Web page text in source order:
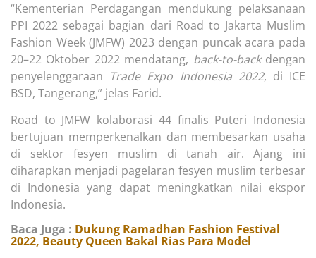
“Kementerian Perdagangan mendukung pelaksanaan
PPI 2022 sebagai bagian dari Road to Jakarta Muslim
Fashion Week (JMFW) 2023 dengan puncak acara pada
20–22 Oktober 2022 mendatang, back-to-backdengan
penyelenggaraan Trade Expo Indonesia 2022, di ICE
BSD, Tangerang,” jelas Farid.
Road to JMFW kolaborasi 44 finalis Puteri Indonesia
bertujuan memperkenalkan dan membesarkan usaha
di sektor fesyen muslim di tanah air. Ajang ini
diharapkan menjadi pagelaran fesyen muslim terbesar
di Indonesia yang dapat meningkatkan nilai ekspor
Indonesia.
Baca Juga : Dukung Ramadhan Fashion Festival
2022, Beauty Queen Bakal Rias Para Model